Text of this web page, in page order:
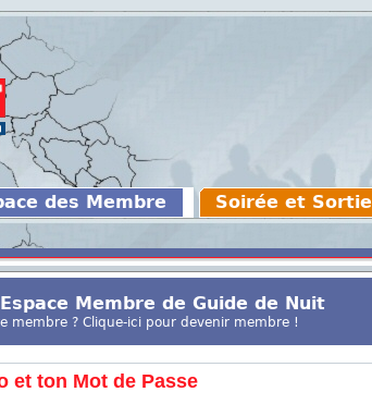
des Membre Soirée et Sortie
Membre de Guide de Nuit
membre ? Clique-ici pour devenir membre !
et ton Mot de Passe